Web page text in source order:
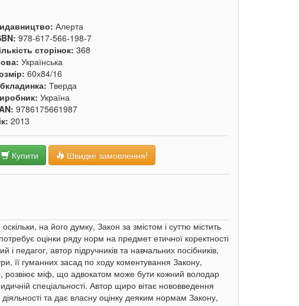
Алерта
978-617-566-198-7
сторінок:368
Українська
60х84/16
Тверда
Україна
9786175661987
2013
Купити Швидке замовлення!
на його думку, Закон за змістом і суттю містить
оцінки ряду норм на предмет етичної коректності
і педагог, автор підручників та навчальних посібників,
її гуманних засад по ходу коментування Закону,
розвіює міф, що адвокатом може бути кожний володар
спеціальності. Автор щиро вітає нововведення
та дає власну оцінку деяким нормам Закону,